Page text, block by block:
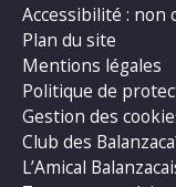
Accessibilité : non
Plan du site
Mentions légales
Politique de
Gestion des
Club des
L’Amical